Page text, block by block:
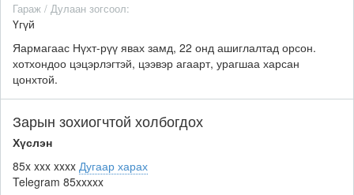
Гараж / Дулаан зогсоол:
Үгүй
Яармагаас Нүхт-рүү явах замд, 22 онд ашиглалтад орсон.
хотхондоо цэцэрлэгтэй, цээвэр агаарт, урагшаа харсан
цонхтой.
Зарын зохиогчтой холбогдох
Хүслэн
85x xxx xxxx Дугаар харах
Telegram 85xxxxx